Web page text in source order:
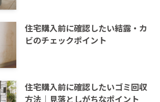
住宅購入前に確認したい結露・カ
ビのチェックポイント
住宅購入前に確認したいゴミ回収
方法｜見落としがちなポイント